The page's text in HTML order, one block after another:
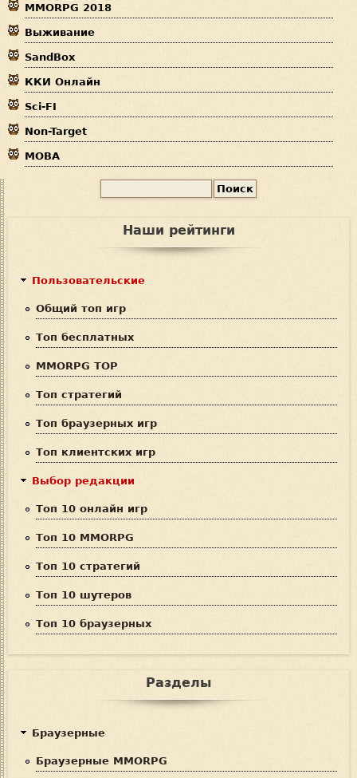
д
е
с
ь
MMORPG 2018
Выживание
SandBox
ККИ Онлайн
Sci-FI
Non-Target
MOBA
Наши рейтинги
Пользовательские
Общий топ игр
Топ бесплатных
MMORPG TOP
Топ стратегий
Топ браузерных игр
Топ клиентских игр
Выбор редакции
Топ 10 онлайн игр
Топ 10 MMORPG
Топ 10 стратегий
Топ 10 шутеров
Топ 10 браузерных
Разделы
Браузерные
Браузерные MMORPG